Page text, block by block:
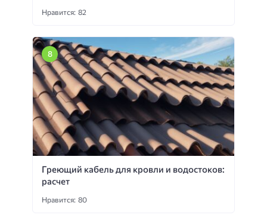
Нравится: 82
Греющий кабель для кровли и водостоков:
расчет
Нравится: 80